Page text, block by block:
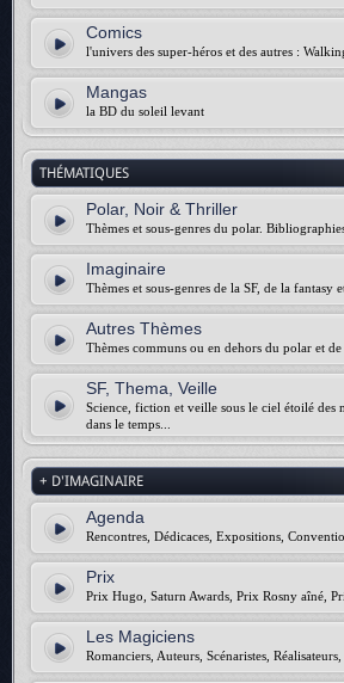
Comics
l'univers des super-héros et des autres :
Mangas
la BD du soleil levant
THÉMATIQUES
Polar, Noir & Thriller
Thèmes et sous-genres du polar.
Imaginaire
Thèmes et sous-genres de la SF, de la
Autres Thèmes
Thèmes communs ou en dehors du polar et
SF, Thema, Veille
Science, fiction et veille sous le ciel étoilé des
dans le temps...
+ D'IMAGINAIRE
Agenda
Rencontres, Dédicaces, Expositions,
Prix
Prix Hugo, Saturn Awards, Prix Rosny aîné,
Les Magiciens
Romanciers, Auteurs, Scénaristes,